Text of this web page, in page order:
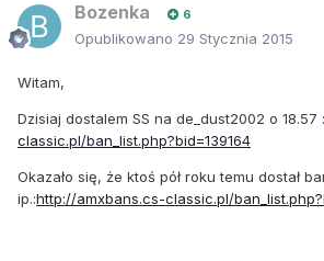
Bozenka 6
Opublikowano 29 Stycznia 2015
Witam,
Dzisiaj dostalem SS na de_dust2002 o 18.57 :
classic.pl/ban_list.php?bid=139164
Okazało się, że ktoś pół roku temu dostał
ip.:http://amxbans.cs-classic.pl/